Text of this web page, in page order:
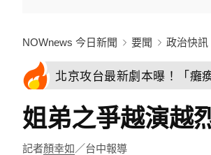
NOWnews 今日新聞 要聞 政治快訊
北京攻台最新劇本曝！「
姐弟之爭越演越
記者顏幸如／台中報導